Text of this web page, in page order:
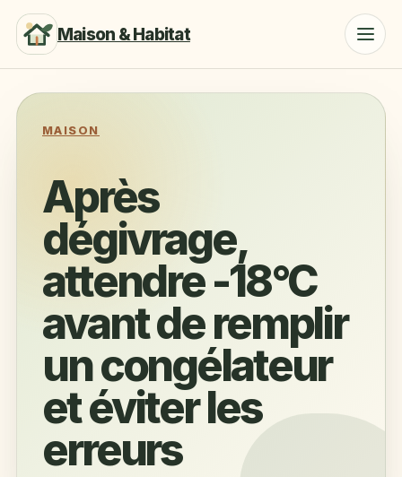
Maison & Habitat
MAISON
Après
dégivrage,
attendre -18°C
avant de remplir
un congélateur
et éviter les
erreurs